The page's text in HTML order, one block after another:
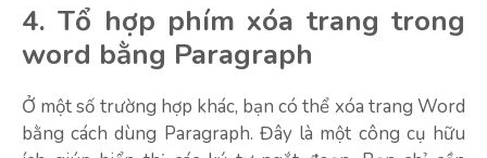
4. Tổ hợp phím xóa trang trong
word bằng Paragraph
Ở một số trường hợp khác, bạn có thể xóa trang Word
bằng cách dùng Paragraph. Đây là một công cụ hữu